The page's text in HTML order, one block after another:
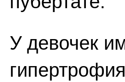
У девочек